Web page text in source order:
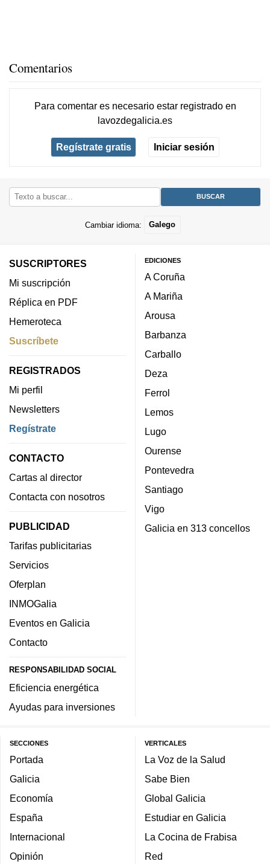
Comentarios
Para comentar es necesario estar registradoen
lavozdegalicia.es
Regístrate gratis Iniciar sesión
Cambiar idioma: Galego
SUSCRIPTORES
Mi suscripción
Réplica en PDF
Hemeroteca
Suscríbete
REGISTRADOS
Mi perfil
Newsletters
Regístrate
CONTACTO
Cartas al director
Contacta con nosotros
PUBLICIDAD
Tarifas publicitarias
Servicios
Oferplan
INMOGalia
Eventos en Galicia
Contacto
RESPONSABILIDAD SOCIAL
Eficiencia energética
Ayudas para inversiones
EDICIONES
A Coruña
A Mariña
Arousa
Barbanza
Carballo
Deza
Ferrol
Lemos
Lugo
Ourense
Pontevedra
Santiago
Vigo
Galicia en 313 concellos
SECCIONES
Portada
Galicia
Economía
España
Internacional
Opinión
VERTICALES
La Voz de la Salud
Sabe Bien
Global Galicia
Estudiar en Galicia
La Cocina de Frabisa
Red